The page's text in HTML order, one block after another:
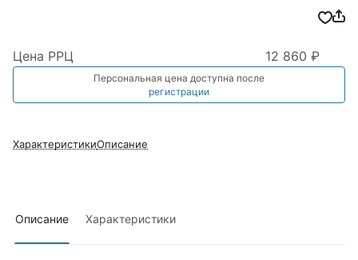
Цена РРЦ 12 860 ₽
Персональная цена доступна после
регистрации
ХарактеристикиОписание
Описание Характеристики